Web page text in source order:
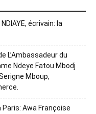
écrivain: la
L’Ambassadeur du
Ndeye Fatou Mbodj
Mboup,
Awa Françoise